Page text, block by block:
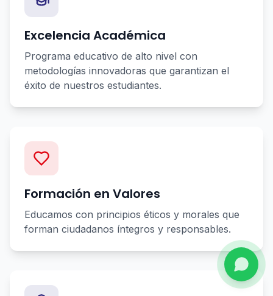
Excelencia Académica
Programa educativo de alto nivel con
metodologías innovadoras que garantizan el
éxito de nuestros estudiantes.
Formación en Valores
Educamos con principios éticos y morales que
forman ciudadanos íntegros y responsables.